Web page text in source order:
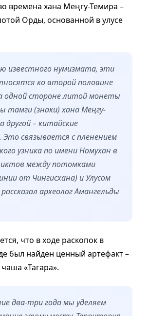
времена хана Меңгу-Темира –
Орды, основанной в улусе
известного нумизмата, эти
ко второй половине
одной стороне литой монеты
тамги (знаки) хана Меңгу-
другой – китайские
Это связывается с пленением
узника по имени Номухан в
между потомками
от Чингисхана) и Улусом
археолог Амангельды
что в ходе раскопок в
был найден ценный артефакт –
«Тагара».
два-три года мы уделяем